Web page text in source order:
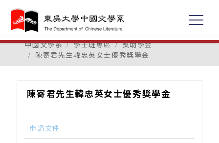
中國文學系 學士班專區
獎助學金
陳寄君先生韓忠英女士優秀獎學金
陳寄君先生韓忠英女士優秀獎學金
申請文件